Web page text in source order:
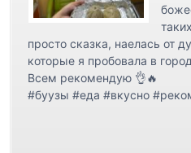
просто сказка, наелась от
которые я пробовала в
Всем рекомендую 👌🔥
#буузы #еда #вкусно